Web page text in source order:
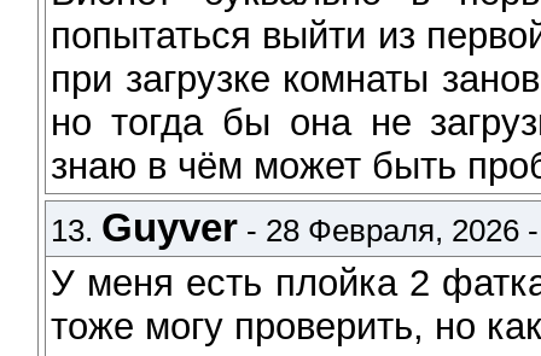
попытаться выйти из
при загрузке комнаты
но тогда бы она не
знаю в чём может быть
13. Guyver - 28 Февраля, 2026
У меня есть плойка 2
тоже могу проверить, но